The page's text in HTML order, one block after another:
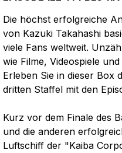
Die höchst erfolgreiche
von Kazuki Takahashi
viele Fans weltweit.
wie Filme, Videospiele
Erleben Sie in dieser Box
dritten Staffel mit den
Kurz vor dem Finale des
und die anderen
Luftschiff der "Kaiba